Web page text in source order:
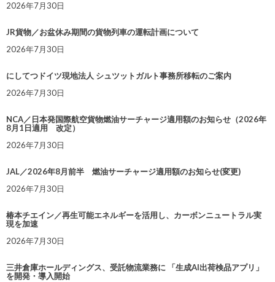
2026年7月30日
JR貨物／お盆休み期間の貨物列車の運転計画について
2026年7月30日
にしてつドイツ現地法人 シュツットガルト事務所移転のご案内
2026年7月30日
NCA／日本発国際航空貨物燃油サーチャージ適用額のお知らせ（2026年
8月1日適用 改定）
2026年7月30日
JAL／2026年8月前半 燃油サーチャージ適用額のお知らせ(変更)
2026年7月30日
椿本チエイン／再生可能エネルギーを活用し、カーボンニュートラル実
現を加速
2026年7月30日
三井倉庫ホールディングス、受託物流業務に 「生成AI出荷検品アプリ」
を開発・導入開始